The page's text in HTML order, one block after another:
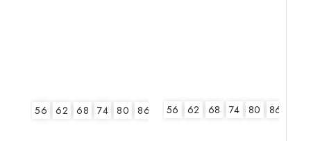
56 62 68 74 80 86 56 62 68 74 80 86